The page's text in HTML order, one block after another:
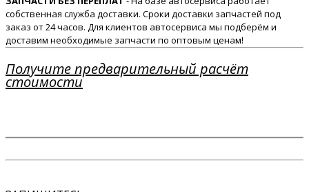
собственная служба доставки. Сроки доставки запчастей под
заказ от 24 часов. Для клиентов автосервиса мы подберём и
доставим необходимые запчасти по оптовым ценам!
Получите предварительный расчёт
стоимости